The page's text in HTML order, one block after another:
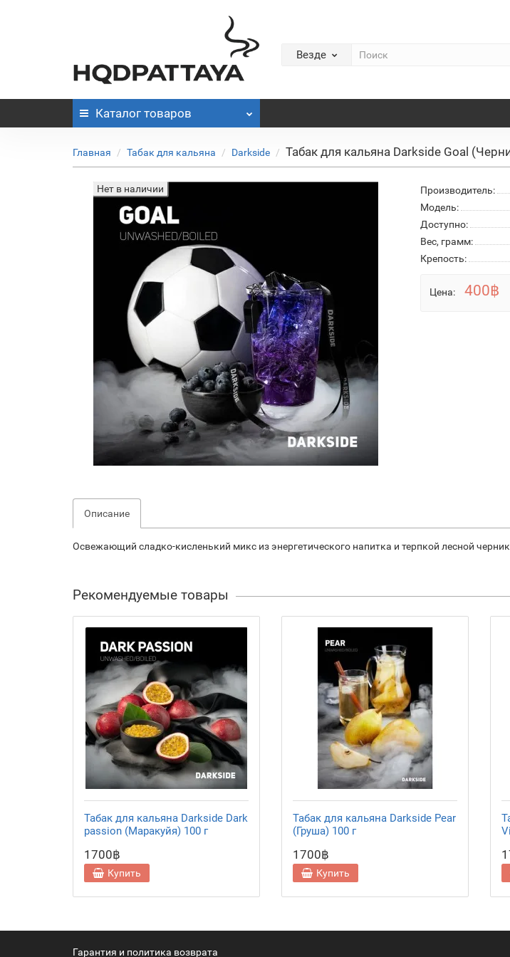
Везде
Каталог товаров
Главная Табак для кальяна Darkside Табак для кальяна Darkside Goal
Нет в наличии Производитель:
Модель:
Доступно:
Вес, грамм:
Крепость:
Цена: 400฿
Описание
Освежающий сладко-кисленький микс из энергетического напитка и терпкой лесной
Рекомендуемые товары
Табак для кальяна Darkside Dark
passion (Маракуйя) 100 г
1700฿
Купить
Табак для кальяна Darkside Pear
(Груша) 100 г
1700฿
Купить
Гарантия и политика возврата